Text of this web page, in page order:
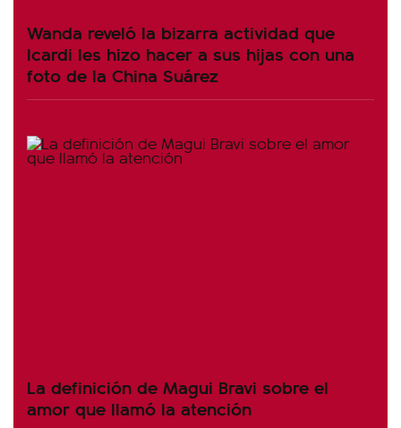
Wanda reveló la bizarra actividad que
Icardi les hizo hacer a sus hijas con una
foto de la China Suárez
La definición de Magui Bravi sobre el
amor que llamó la atención